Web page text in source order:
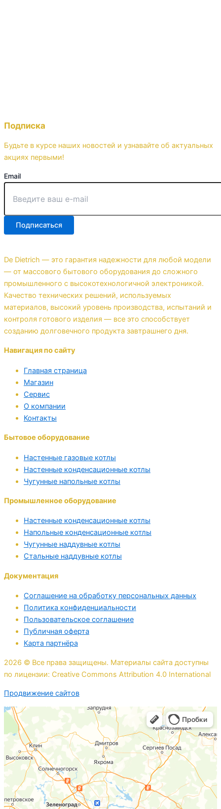
Подписка
Будьте в курсе наших новостей и узнавайте об актуальных
акциях первыми!
Email
Подписаться
De Dietrich — это гарантия надежности для любой модели
— от массового бытового оборудования до сложного
промышленного с высокотехнологичной электроникой.
Качество технических решений, используемых
материалов, высокий уровень производства, испытаний и
контроля готового изделия — все это способствует
созданию долговечного продукта завтрашнего дня.
Навигация по сайту
Главная страница
Магазин
Сервис
О компании
Контакты
Бытовое оборудование
Настенные газовые котлы
Настенные конденсационные котлы
Чугунные напольные котлы
Промышленное оборудование
Настенные конденсационные котлы
Напольные конденсационные котлы
Чугунные наддувные котлы
Стальные наддувные котлы
Документация
Соглашение на обработку персональных данных
Политика конфиденциальности
Пользовательское соглашение
Публичная оферта
Карта партнёра
2026 © Все права защищены. Материалы сайта доступны
по лицензии: Creative Commons Attribution 4.0 International
Продвижение сайтов